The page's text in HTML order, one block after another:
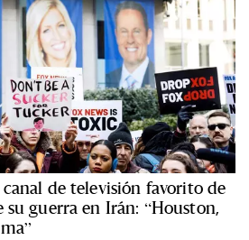
canal de televisión favorito de
su guerra en Irán: “Houston,